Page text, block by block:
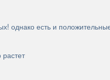
однако есть и